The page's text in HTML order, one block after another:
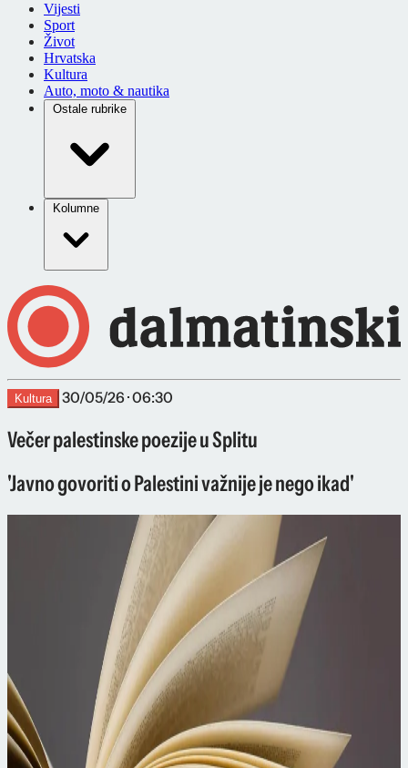
Vijesti
Sport
Život
Hrvatska
Kultura
Auto, moto & nautika
Ostale rubrike
Kolumne
Kultura 30/05/26 · 06:30
Večer palestinske poezije u Splitu
'Javno govoriti o Palestini važnije je nego ikad'